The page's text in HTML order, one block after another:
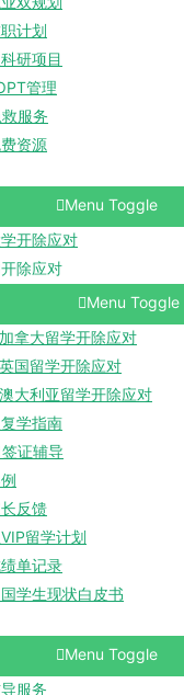
计划
研项目
管理
服务
资源
Menu Toggle
开除应对
除应对
Menu Toggle
加拿大留学开除应对
英国留学开除应对
澳大利亚留学开除应对
学指南
证辅导
反馈
留学计划
单记录
学生现状白皮书
Menu Toggle
服务